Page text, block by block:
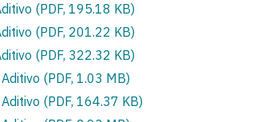
(PDF, 195.18 KB)
(PDF, 201.22 KB)
(PDF, 322.32 KB)
(PDF, 1.03 MB)
(PDF, 164.37 KB)